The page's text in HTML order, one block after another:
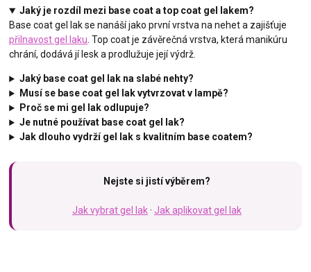
Jaký je rozdíl mezi base coat a top coat gel lakem?
Base coat gel lak se nanáší jako první vrstva na nehet a zajišťuje
přilnavost gel laku. Top coat je závěrečná vrstva, která manikúru
chrání, dodává jí lesk a prodlužuje její výdrž.
Jaký base coat gel lak na slabé nehty?
Musí se base coat gel lak vytvrzovat v lampě?
Proč se mi gel lak odlupuje?
Je nutné používat base coat gel lak?
Jak dlouho vydrží gel lak s kvalitním base coatem?
Nejste si jistí výběrem?
Jak vybrat gel lak· Jak aplikovat gel lak